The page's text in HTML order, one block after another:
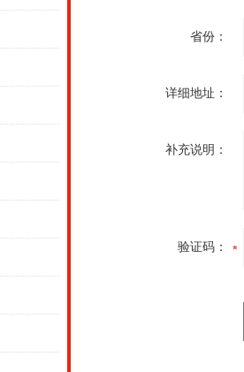
省份：
详细地址：
补充说明：
验证码：